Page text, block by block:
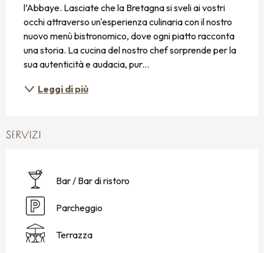
l’Abbaye. Lasciate che la Bretagna si sveli ai vostri
occhi attraverso un'esperienza culinaria con il nostro
nuovo menù bistronomico, dove ogni piatto racconta
una storia. La cucina del nostro chef sorprende per la
sua autenticità e audacia, pur...
Leggi di più
SERVIZI
Bar / Bar di ristoro
Parcheggio
Terrazza